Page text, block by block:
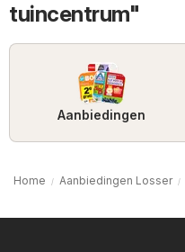
tuincentrum"
Aanbiedingen
Home Aanbiedingen Losser